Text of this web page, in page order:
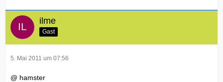
ilme
Gast
5. Mai 2011 um 07:56
@ hamster